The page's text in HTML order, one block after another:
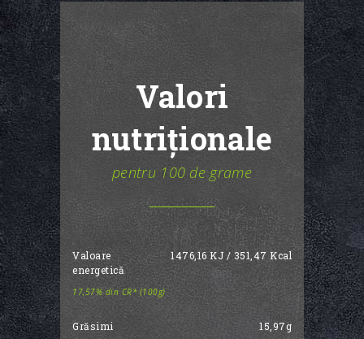
Valori
nutriționale
pentru 100 de grame
Valoare
energetică
1476,16 KJ / 351,47 Kcal
17,57% din CR* (100g)
Grăsimi 15,97g